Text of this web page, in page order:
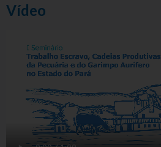
Vídeo